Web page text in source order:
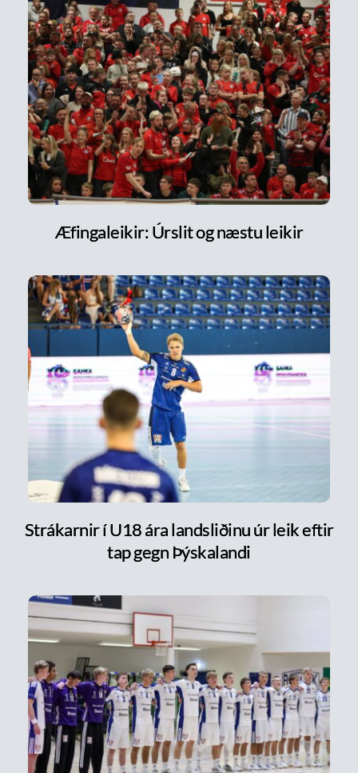
Æfingaleikir: Úrslit og næstu leikir
Strákarnir í U18 ára landsliðinu úr leik eftir
tap gegn Þýskalandi